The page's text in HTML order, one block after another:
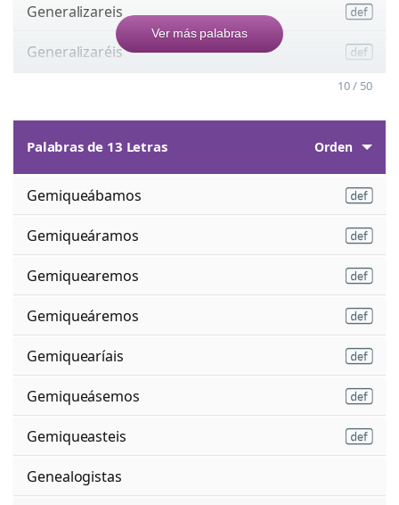
Generalizareis
Generalizaréis
Ver más palabras
10 / 50
Palabras de 13 Letras Orden
Gemiqueábamos
Gemiqueáramos
Gemiquearemos
Gemiqueáremos
Gemiquearíais
Gemiqueásemos
Gemiqueasteis
Genealogistas